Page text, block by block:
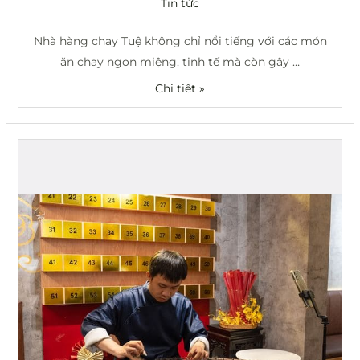
Tin tức
Nhà hàng chay Tuệ không chỉ nổi tiếng với các món
ăn chay ngon miệng, tinh tế mà còn gây …
nhỏ
tại
Tu
viện
Kim
Chi tiết »
thức
ẩm
thực
đàn
tranh
vào
cuối
tuần